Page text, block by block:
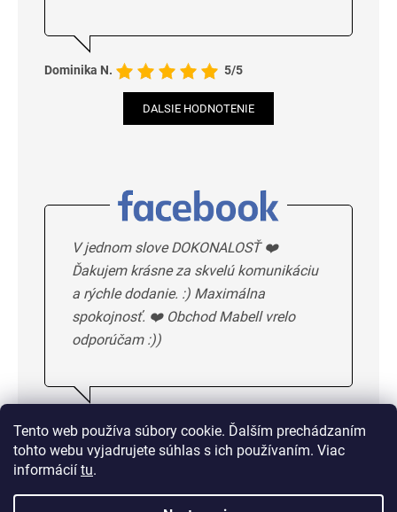
Tento web používa súbory cookie. Ďalším prechádzaním
tohto webu vyjadrujete súhlas s ich používaním. Viac
informácií tu.
Dominika N. 5/5
DALSIE HODNOTENIE
V jednom slove DOKONALOSŤ ❤️
Ďakujem krásne za skvelú komunikáciu
a rýchle dodanie. :) Maximálna
spokojnosť. ❤️ Obchod Mabell vrelo
odporúčam :))
DALSIE HODNOTENIE